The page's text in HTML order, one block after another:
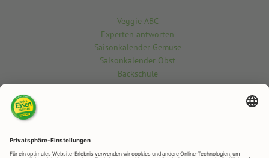
Veggie ABC
Experten antworten
Saisonkalender Gemüse
Saisonkalender Obst
Backschule
beantworten wir deine Fragen.